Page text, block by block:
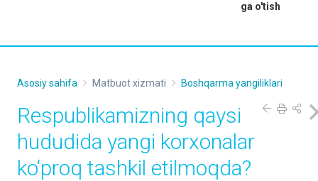
ga o'tish
Asosiy sahifa Matbuot xizmati Boshqarma yangiliklari
Respublikamizning qaysi
hududida yangi korxonalar
ko‘proq tashkil etilmoqda?